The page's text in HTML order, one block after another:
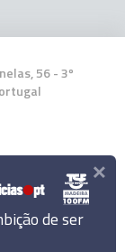
56 - 3º
de ser
×